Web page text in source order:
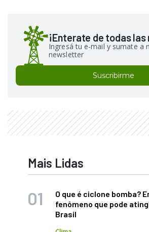
¡Enterate de todas
Ingresá tu e-mail y sumate a
newsletter
Suscribirme
Mais Lidas
O que é ciclone bomba?
fenômeno que pode
Brasil